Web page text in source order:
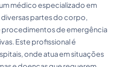
médico especializado em
diversas partes do corpo,
de emergência
Este profissional é
onde atua em situações